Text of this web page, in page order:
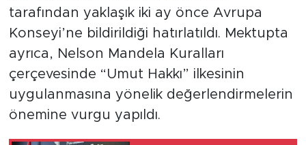
tarafından yaklaşık iki ay önce Avrupa
Konseyi’ne bildirildiği hatırlatıldı. Mektupta
ayrıca, Nelson Mandela Kuralları
çerçevesinde “Umut Hakkı” ilkesinin
uygulanmasına yönelik değerlendirmelerin
önemine vurgu yapıldı.